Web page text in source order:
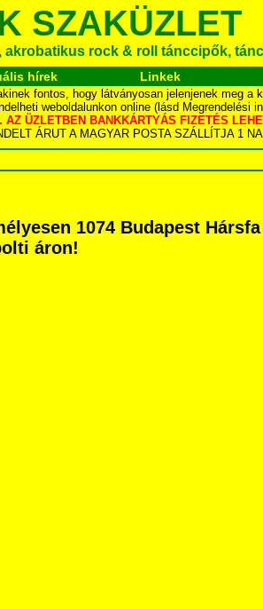
SZAKÜZLET
rock & roll tánccipők,
hírek Linkek
fontos, hogy látványosan jelenjenek meg a
weboldalunkon online (lásd Megrendelési
ÜZLETBEN BANKKÁRTYÁS FIZETÉS
ÁRUT A MAGYAR POSTA SZÁLLÍTJA 1
1074 Budapest
áron!